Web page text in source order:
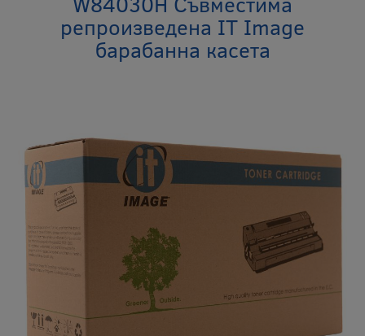
репроизведена IT Image
барабанна касета